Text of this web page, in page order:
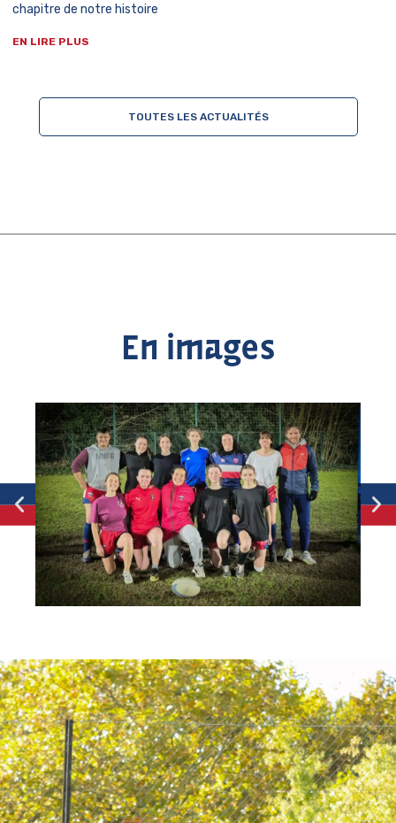
chapitre de notre histoire
EN LIRE PLUS
TOUTES LES ACTUALITÉS
En images